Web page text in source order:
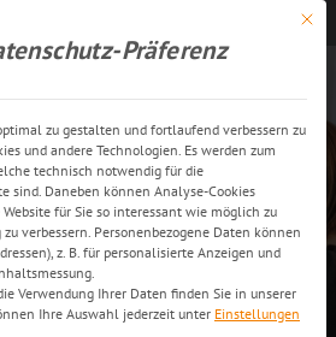
bei trans-o-flex
ins Berufsleben
Mit
Präferenz
zu gestalten und fortlaufend verbessern zu
und andere Technologien. Es werden zum
technisch notwendig für die
sind. Daneben können Analyse-Cookies
für Sie so interessant wie möglich zu
verbessern. Personenbezogene Daten können
z. B. für personalisierte Anzeigen und
Verwendung Ihrer Daten finden Sie in unserer
Ihre Auswahl jederzeit unter Einstellungen